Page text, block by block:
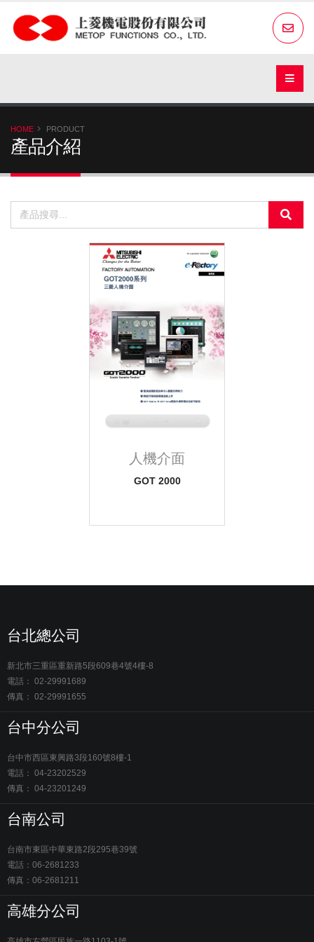
HOME PRODUCT
產品介紹
人機介面
GOT 2000
台北總公司
新北市三重區重新路5段609巷4號4樓-8
電話： 02-29991689
傳真： 02-29991655
台中分公司
台中市西區東興路3段160號8樓-1
電話： 04-23202529
傳真： 04-23201249
台南公司
台南市東區中華東路2段295巷39號
電話：06-2681233
傳真：06-2681211
高雄分公司